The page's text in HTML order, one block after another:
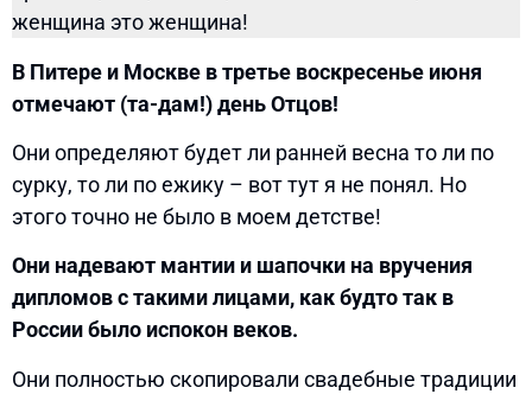
женщина это женщина!
В Питере и Москве в третье воскресенье июня
отмечают (та-дам!) день Отцов!
Они определяют будет ли ранней весна то ли по
сурку, то ли по ежику – вот тут я не понял. Но
этого точно не было в моем детстве!
Они надевают мантии и шапочки на вручения
дипломов с такими лицами, как будто так в
России было испокон веков.
Они полностью скопировали свадебные традиции